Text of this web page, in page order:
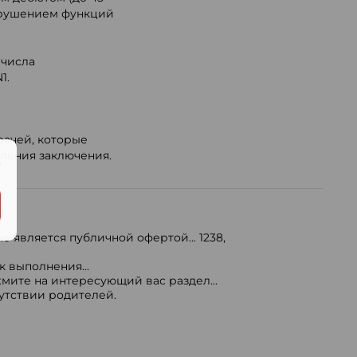
функций
которые
заключения.
является публичной офертой... 1238,
выполнения...
на интересующий вас раздел...
родителей.